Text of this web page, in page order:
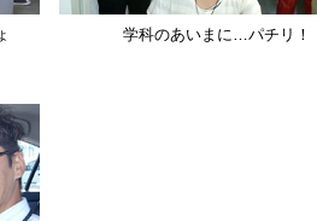
学科のあいまに…パチリ！